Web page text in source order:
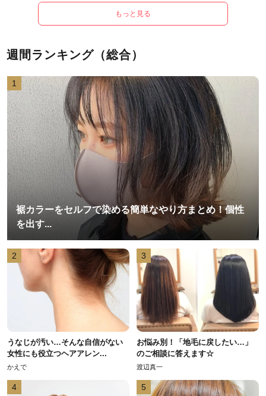
もっと見る
週間ランキング（総合）
1
裾カラーをセルフで染める簡単なやり方まとめ！個性
を出す...
2
うなじが汚い…そんな自信がない
女性にも役立つヘアアレン...
かえで
3
お悩み別！「地毛に戻したい…」
のご相談に答えます☆
渡辺真一
4 5